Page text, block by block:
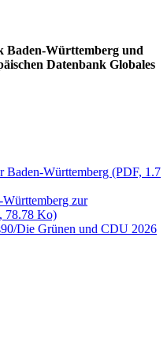
Baden-Württemberg und
Datenbank Globales
Baden-Württemberg (PDF, 1.7
Württemberg zur
78.78 Ko)
Die Grünen und CDU 2026